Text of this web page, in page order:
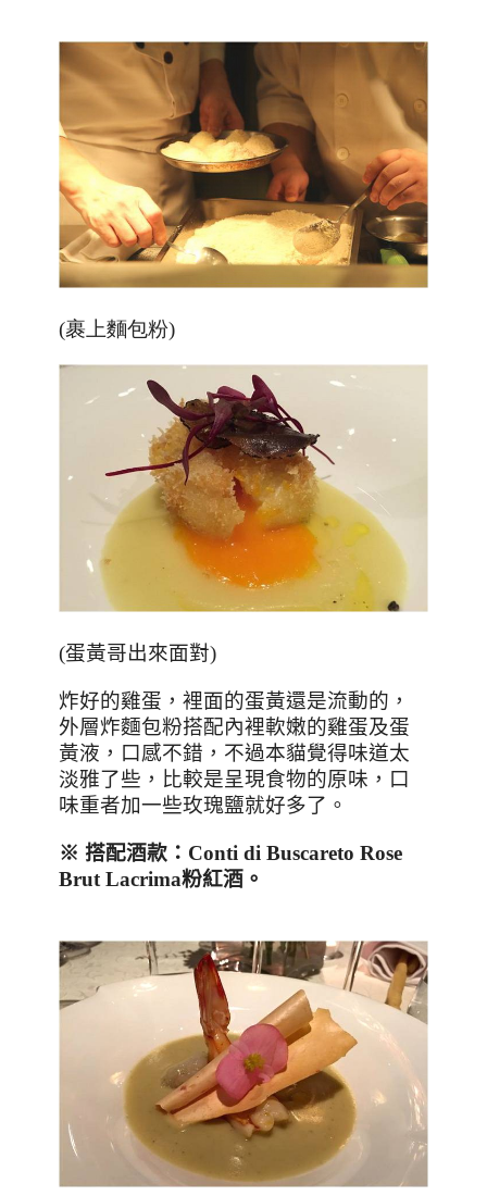
(裹上麵包粉)
(蛋黃哥出來面對)
炸好的雞蛋，裡面的蛋黃還是流動的，
外層炸麵包粉搭配內裡軟嫩的雞蛋及蛋
黃液，口感不錯，不過本貓覺得味道太
淡雅了些，比較是呈現食物的原味，口
味重者加一些玫瑰鹽就好多了。
※ 搭配酒款： Conti di Buscareto Rose
Brut Lacrima粉紅酒 。